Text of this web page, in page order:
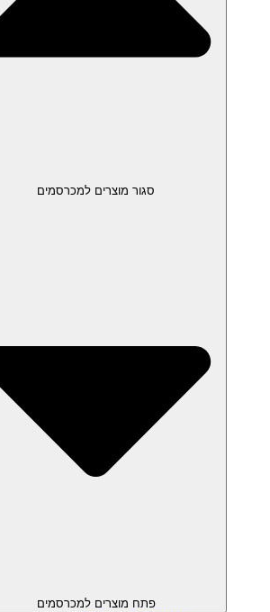
סגור מוצרים למכרסמים
פתח מוצרים למכרסמים